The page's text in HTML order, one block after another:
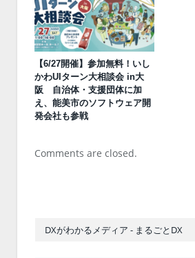
【6/27開催】参加無料！いし
かわUIターン大相談会 in大
阪 自治体・支援団体に加
え、能美市のソフトウェア開
発会社も参戦
Comments are closed.
DXがわかるメディア - まるごとDX